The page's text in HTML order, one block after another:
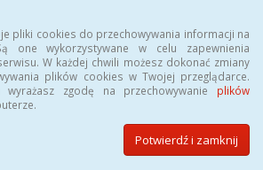
pliki cookies do przechowywania informacji na
one wykorzystywane w celu zapewnienia
W każdej chwili możesz dokonać zmiany
plików cookies w Twojej przeglądarce.
zgodę na przechowywanie plików
Potwierdź i zamknij
PUBLICZNEJ
Miasta Opola